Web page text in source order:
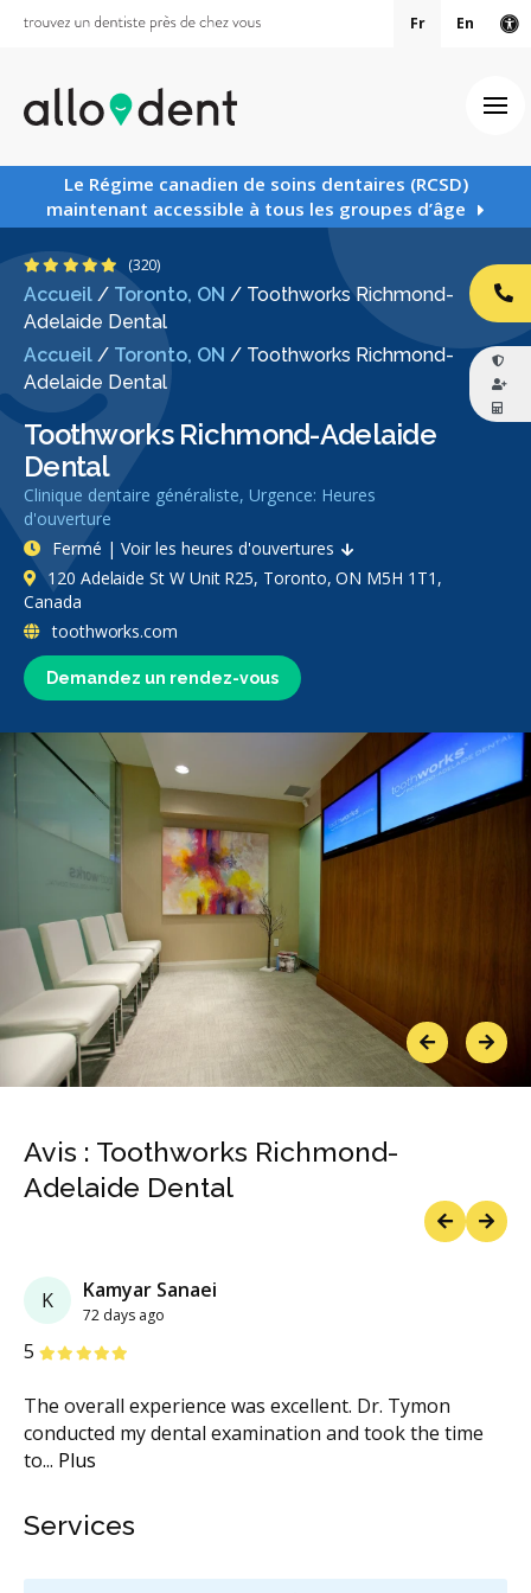
Fr En
Le Régime canadien de soins dentaires (RCSD)
maintenant accessible à tous les groupes d’âge
Accueil / Toronto, ON / Toothworks Richmond-
Adelaide Dental
Accueil / Toronto, ON / Toothworks Richmond-
Adelaide Dental
Toothworks Richmond-Adelaide
Dental
Clinique dentaire généraliste, Urgence: Heures
d'ouverture
4.9 étoiles
(320)
Demandez un rendez-vous
Fermé | Voir les heures d'ouvertures
120 Adelaide St W Unit R25, Toronto, ON M5H 1T1,
Canada
toothworks.com
PreviousNext
Avis : Toothworks Richmond-
Adelaide Dental
K Kamyar Sanaei
72 days ago
5 étoiles
The overall experience was excellent. Dr. Tymon
conducted my dental examination and took the time
to... Plus
étoiles
étoiles
étoiles
étoiles
Services